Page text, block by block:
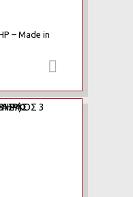
– Made in